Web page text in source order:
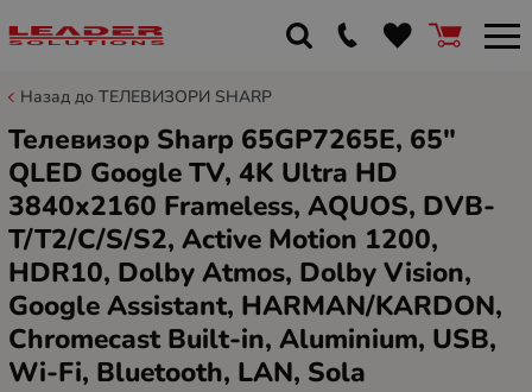
Назад до ТЕЛЕВИЗОРИ SHARP
Телевизор Sharp 65GP7265E, 65"
QLED Google TV, 4K Ultra HD
3840x2160 Frameless, AQUOS, DVB-
T/T2/C/S/S2, Active Motion 1200,
HDR10, Dolby Atmos, Dolby Vision,
Google Assistant, HARMAN/KARDON,
Chromecast Built-in, Aluminium, USB,
Wi-Fi, Bluetooth, LAN, Sola